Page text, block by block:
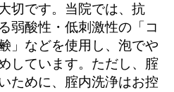
切です。当院では、抗
弱酸性・低刺激性の「コ
」などを使用し、泡でや
しています。ただし、腟
ために、腟内洗浄はお控